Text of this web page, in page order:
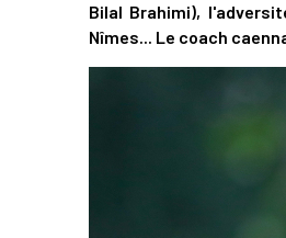
Bilal Brahimi),
Nîmes... Le coach